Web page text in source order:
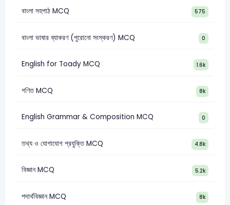
বাংলা সহপাঠ MCQ 575
বাংলা ভাষার ব্যাকরণ (পুরোনো সংস্করণ) MCQ 0
English for Toady MCQ 1.6k
গণিত MCQ 8k
English Grammar & Composition MCQ 0
তথ্য ও যোগাযোগ প্রযুক্তি MCQ 4.8k
বিজ্ঞান MCQ 5.2k
পদার্থবিজ্ঞান MCQ 8k